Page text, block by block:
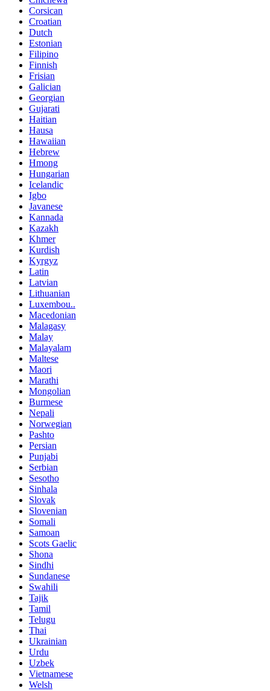
Corsican
Croatian
Dutch
Estonian
Filipino
Finnish
Frisian
Galician
Georgian
Gujarati
Haitian
Hausa
Hawaiian
Hebrew
Hmong
Hungarian
Icelandic
Igbo
Javanese
Kannada
Kazakh
Khmer
Kurdish
Kyrgyz
Latin
Latvian
Lithuanian
Luxembou..
Macedonian
Malagasy
Malay
Malayalam
Maltese
Maori
Marathi
Mongolian
Burmese
Nepali
Norwegian
Pashto
Persian
Punjabi
Serbian
Sesotho
Sinhala
Slovak
Slovenian
Somali
Samoan
Scots Gaelic
Shona
Sindhi
Sundanese
Swahili
Tajik
Tamil
Telugu
Thai
Ukrainian
Urdu
Uzbek
Vietnamese
Welsh